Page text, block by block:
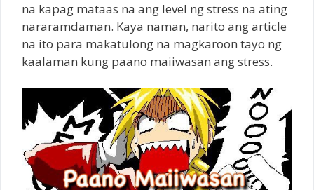
na kapag mataas na ang level ng stress na ating
nararamdaman. Kaya naman, narito ang article
na ito para makatulong na magkaroon tayo ng
kaalaman kung paano maiiwasan ang stress.